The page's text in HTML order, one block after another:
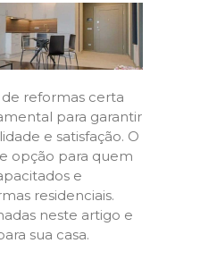
reformas certa
para garantir
e satisfação. O
opção para quem
e
residenciais.
neste artigo e
sua casa.